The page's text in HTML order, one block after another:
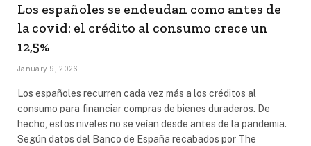
Los españoles se endeudan como antes de
la covid: el crédito al consumo crece un
12,5%
January 9, 2026
Los españoles recurren cada vez más a los créditos al
consumo para financiar compras de bienes duraderos. De
hecho, estos niveles no se veían desde antes de la pandemia.
Según datos del Banco de España recabados por The